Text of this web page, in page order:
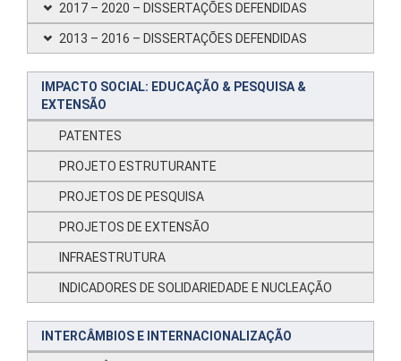
2017 – 2020 – DISSERTAÇÕES DEFENDIDAS
2013 – 2016 – DISSERTAÇÕES DEFENDIDAS
IMPACTO SOCIAL: EDUCAÇÃO & PESQUISA &
EXTENSÃO
PATENTES
PROJETO ESTRUTURANTE
PROJETOS DE PESQUISA
PROJETOS DE EXTENSÃO
INFRAESTRUTURA
INDICADORES DE SOLIDARIEDADE E NUCLEAÇÃO
INTERCÂMBIOS E INTERNACIONALIZAÇÃO